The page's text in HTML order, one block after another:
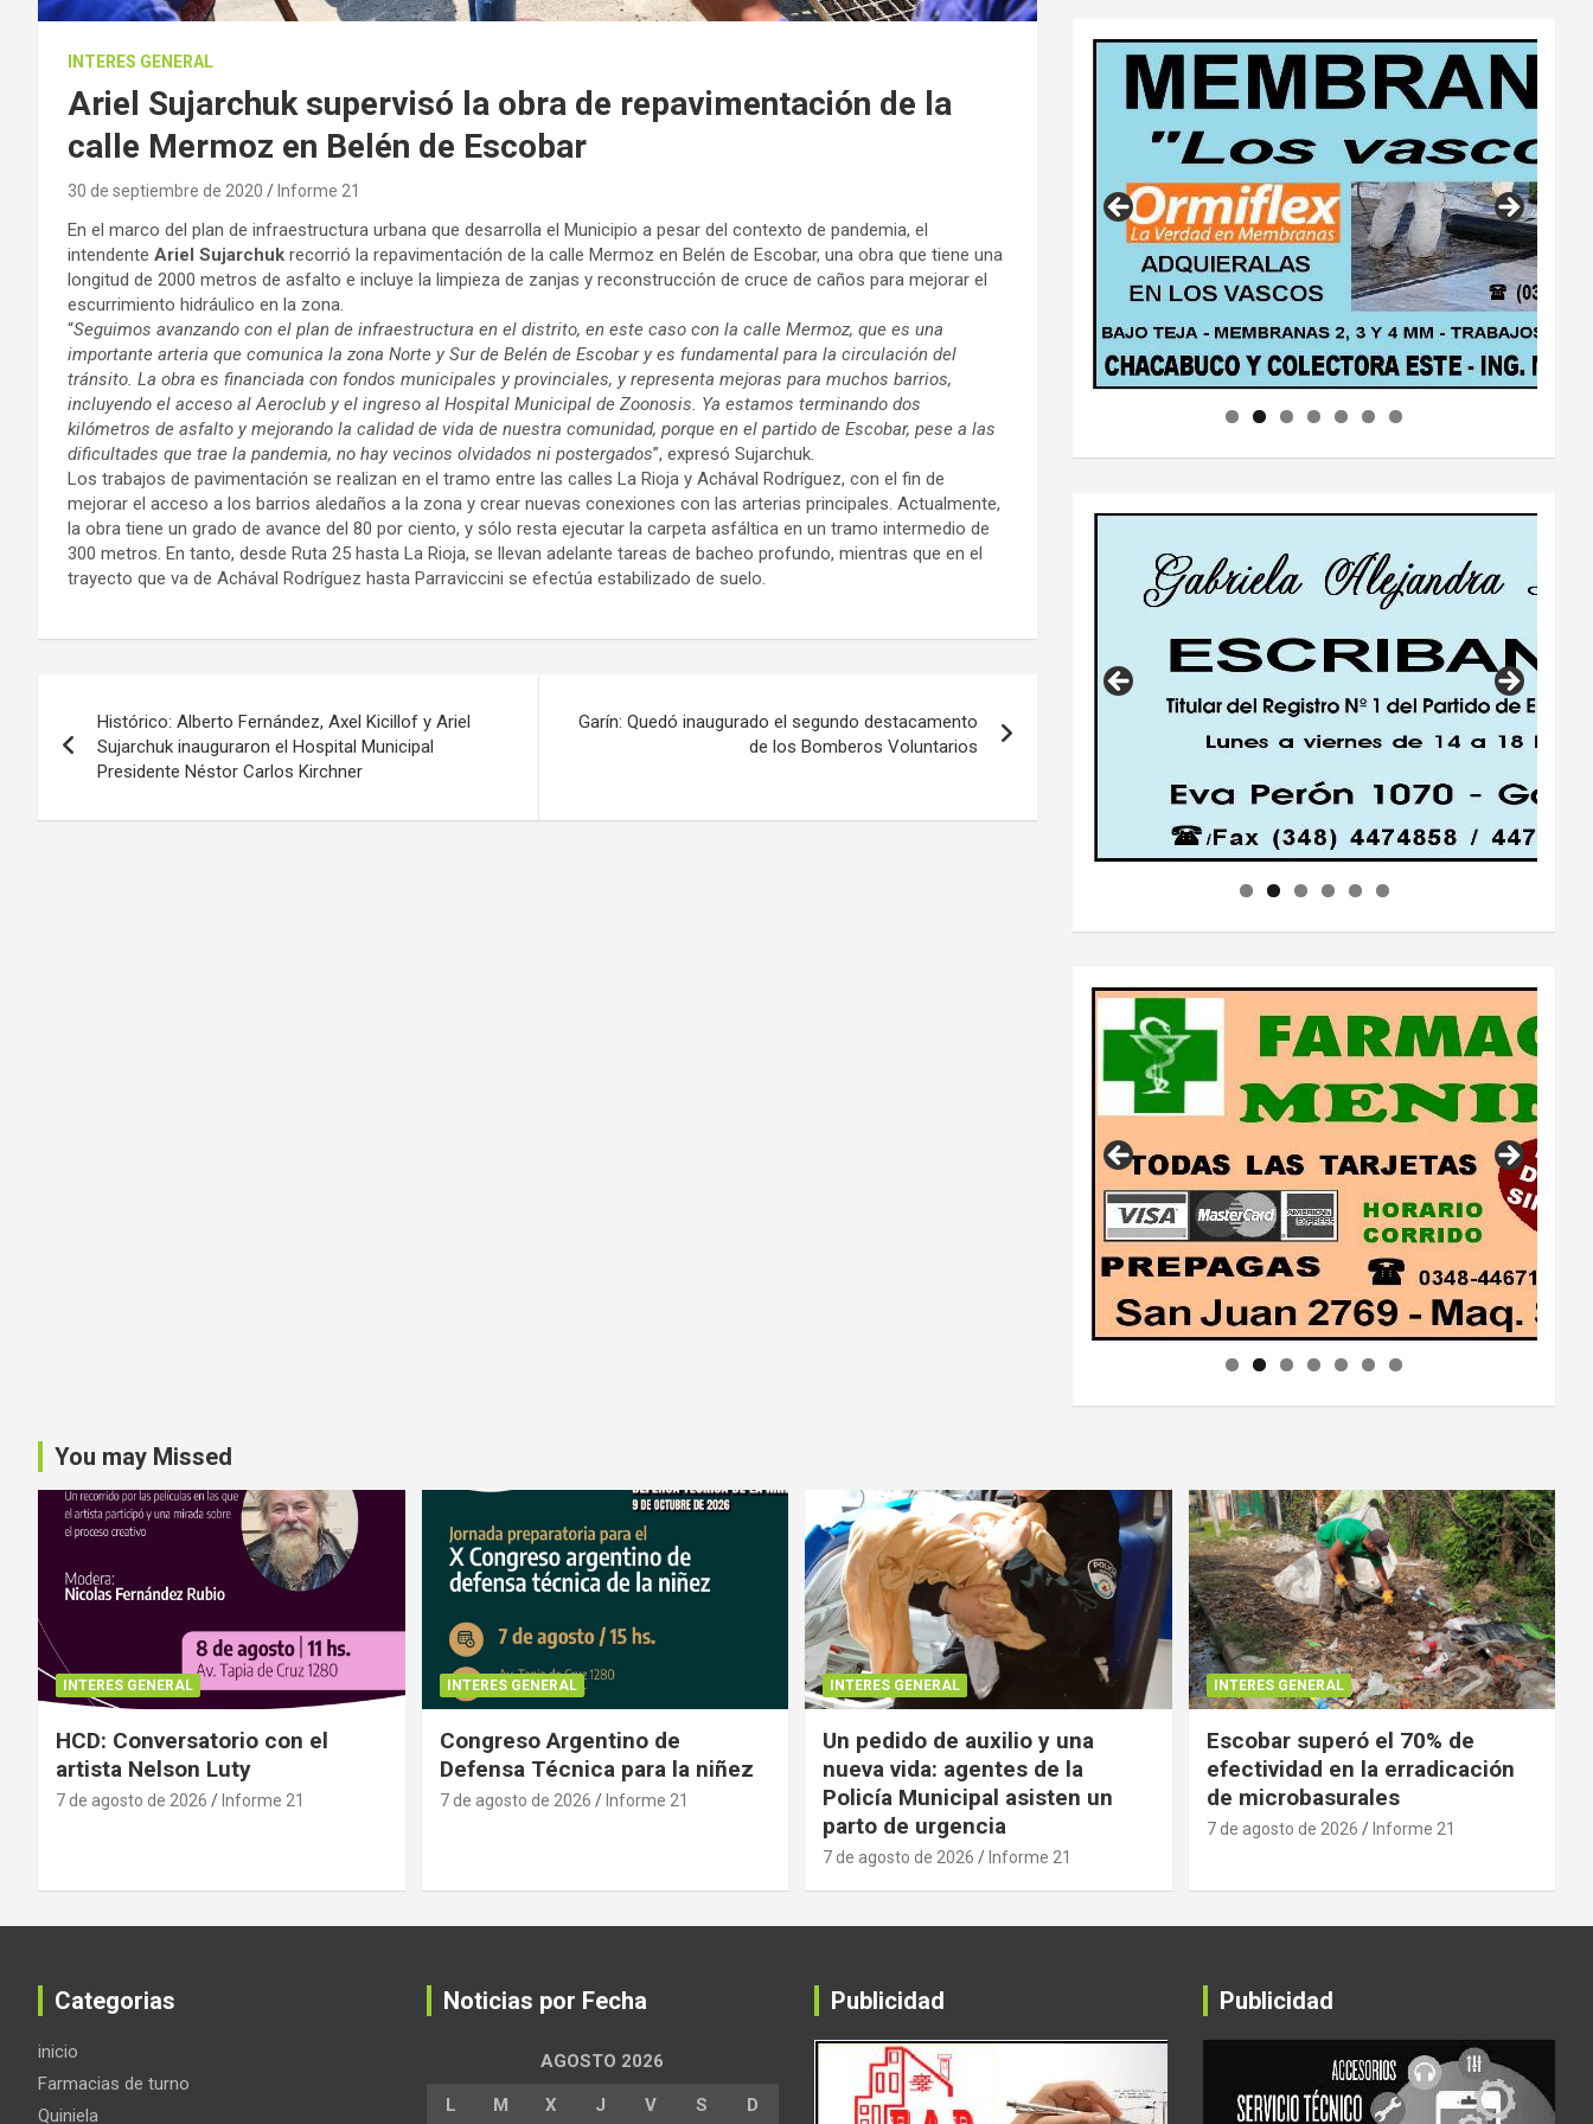
INTERES GENERAL
Ariel Sujarchuk supervisó la obra de repavimentación de la
calle Mermoz en Belén de Escobar
30 de septiembre de 2020 Informe 21
En el marco del plan de infraestructura urbana que desarrolla el Municipio a pesar del contexto de pandemia, el
intendente Ariel Sujarchuk recorrió la repavimentación de la calle Mermoz en Belén de Escobar, una obra que tiene una
longitud de 2000 metros de asfalto e incluye la limpieza de zanjas y reconstrucción de cruce de caños para mejorar el
escurrimiento hidráulico en la zona.
“Seguimos avanzando con el plan de infraestructura en el distrito, en este caso con la calle Mermoz, que es una
importante arteria que comunica la zona Norte y Sur de Belén de Escobar y es fundamental para la circulación del
tránsito. La obra es financiada con fondos municipales y provinciales, y representa mejoras para muchos barrios,
incluyendo el acceso al Aeroclub y el ingreso al Hospital Municipal de Zoonosis. Ya estamos terminando dos
kilómetros de asfalto y mejorando la calidad de vida de nuestra comunidad, porque en el partido de Escobar, pese a las
dificultades que trae la pandemia, no hay vecinos olvidados ni postergados”, expresó Sujarchuk.
Los trabajos de pavimentación se realizan en el tramo entre las calles La Rioja y Achával Rodríguez, con el fin de
mejorar el acceso a los barrios aledaños a la zona y crear nuevas conexiones con las arterias principales. Actualmente,
la obra tiene un grado de avance del 80 por ciento, y sólo resta ejecutar la carpeta asfáltica en un tramo intermedio de
300 metros. En tanto, desde Ruta 25 hasta La Rioja, se llevan adelante tareas de bacheo profundo, mientras que en el
trayecto que va de Achával Rodríguez hasta Parraviccini se efectúa estabilizado de suelo.
de
Histórico: Alberto Fernández, Axel Kicillof y Ariel
Sujarchuk inauguraron el Hospital Municipal
Presidente Néstor Carlos Kirchner
Garín: Quedó inaugurado el segundo destacamento
de los Bomberos Voluntarios
You may Missed
INTERES GENERAL
HCD: Conversatorio con el
artista Nelson Luty
7 de agosto de 2026 Informe 21
INTERES GENERAL
Congreso Argentino de
Defensa Técnica para la niñez
7 de agosto de 2026 Informe 21
INTERES GENERAL
Un pedido de auxilio y una
nueva vida: agentes de la
Policía Municipal asisten un
parto de urgencia
7 de agosto de 2026 Informe 21
INTERES GENERAL
Escobar superó el 70% de
efectividad en la erradicación
de microbasurales
7 de agosto de 2026 Informe 21
Categorias
inicio
Farmacias de turno
Quiniela
Noticias por Fecha
AGOSTO 2026
L M X J V S D
Publicidad Publicidad